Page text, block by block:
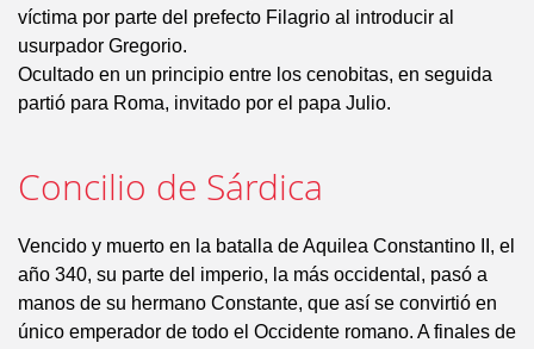
víctima por parte del prefecto Filagrio al introducir al
usurpador Gregorio.
Ocultado en un principio entre los cenobitas, en seguida
partió para Roma, invitado por el papa Julio.
Concilio de Sárdica
Vencido y muerto en la batalla de Aquilea Constantino II, el
año 340, su parte del imperio, la más occidental, pasó a
manos de su hermano Constante, que así se convirtió en
único emperador de todo el Occidente romano. A finales de